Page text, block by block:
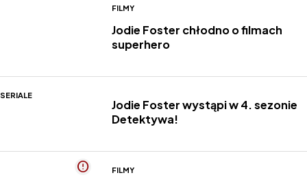
FILMY
Jodie Foster chłodno o filmach
superhero
SERIALE
Jodie Foster wystąpi w 4. sezonie
Detektywa!
FILMY